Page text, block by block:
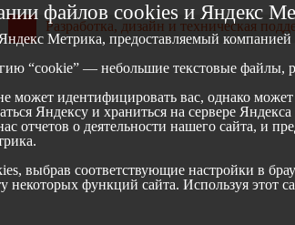
файлов cookies и Яндекс
Яндекс Метрика, предоставляемый
“cookie” — небольшие текстовые файлы,
идентифицировать вас, однако
Яндексу и храниться на сервере
отчетов о деятельности нашего сайта, и
выбрав соответствующие настройки в
некоторых функций сайта. Используя этот
Разработка, дизайн и техническая